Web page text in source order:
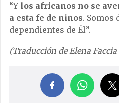
“Y los africanos no se
a esta fe de niños. Somos
dependientes de Él”.
(Traducción de Elena